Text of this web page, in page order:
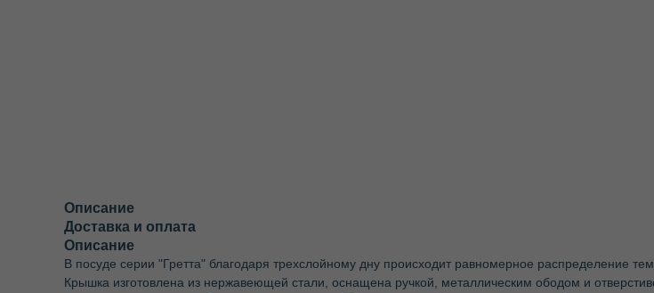
Описание
Доставка и оплата
Описание
В посуде серии "Гретта" благодаря трехслойному дну происходит равномерное распределение
Крышка изготовлена из нержавеющей стали, оснащена ручкой, металлическим ободом и